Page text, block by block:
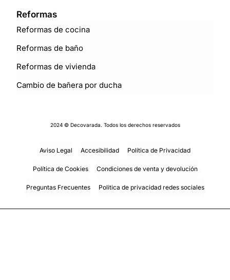
Reformas
Reformas de cocina
Reformas de baño
Reformas de vivienda
Cambio de bañera por ducha
Aviso Legal Accesibilidad Política de Privacidad
Política de Cookies Condiciones de venta y devolución
Preguntas Frecuentes Politica de privacidad redes sociales
2024 © Decovarada. Todos los derechos reservados